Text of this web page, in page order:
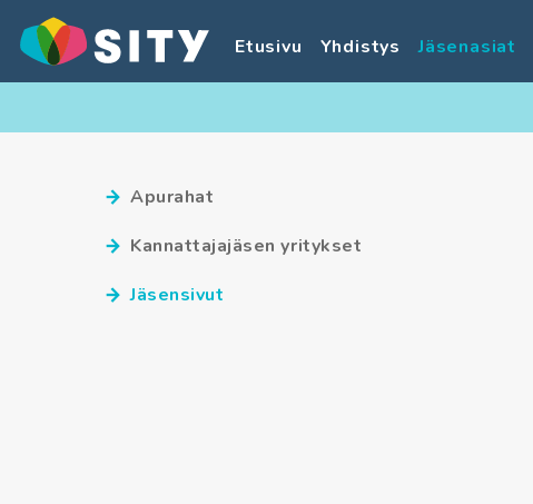
Etusivu Yhdistys Jäsenasiat
Apurahat
Kannattajajäsen yritykset
Jäsensivut